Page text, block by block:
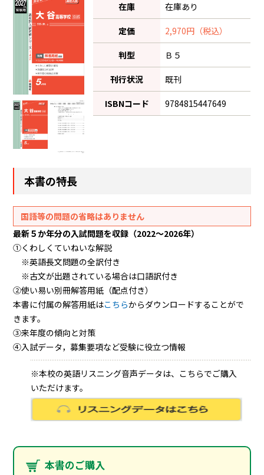
在庫 在庫あり
定価 2,970円（税込）
判型 Ｂ５
刊行状況 既刊
ISBNコード 9784815447649
本書の特長
国語等の問題の省略はありません
最新５か年分の入試問題を収録（2022～2026年）
①くわしくていねいな解説
※英語長文問題の全訳付き
※古文が出題されている場合は口語訳付き
②使い易い別冊解答用紙（配点付き）
本書に付属の解答用紙はこちらからダウンロードすることがで
きます。
③来年度の傾向と対策
④入試データ，募集要項など受験に役立つ情報
※本校の英語リスニング音声データは、こちらでご購入
いただけます。
本書のご購入